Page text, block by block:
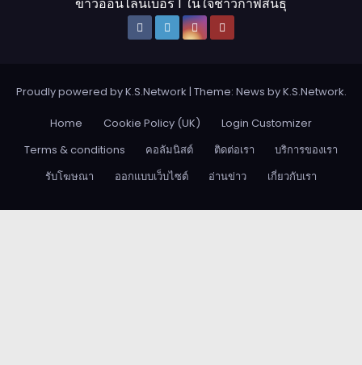
Proudly powered by K.S.Network | Theme: News byK.S.Network.
Home Cookie Policy (UK)
Login Customizer
Terms & conditions
คอลัมนิสต์ ติดต่อเรา
บริการของเรา
รับโฆษณา
ออกแบบเว็บไซต์ อ่านข่าว เกี่ยวกับเรา